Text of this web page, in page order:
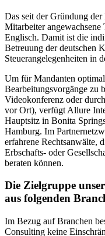
Das seit der Gründung
Mitarbeiter
Englisch. Damit ist die
Betreuung der deutschen
Steuerangelegenheiten in
Um für Mandanten
Bearbeitungsvorgänge zu
Videokonferenz oder
vor Ort), verfügt Allure
Hauptsitz in Bonita
Hamburg. Im
erfahrene Rechtsanwälte,
Erbschafts- oder
beraten können.
Die Zielgruppe
aus folgenden
Im Bezug auf Branchen
Consulting keine